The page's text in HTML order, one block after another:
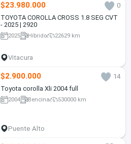
$23.980.000
0
TOYOTA COROLLA CROSS 1.8 SEG CVT
- 2025 | 2920
2025 Híbrido 22629 km
Vitacura
$2.900.000
14
Toyota corolla Xli 2004 full
2004 Bencina 530000 km
Puente Alto